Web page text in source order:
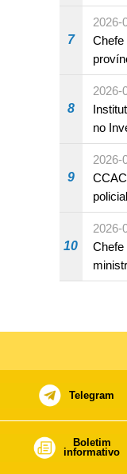
7
2026-
Chefe
em
8
2026-
no
9
2026-
10
2026-
Telegram
Boletim
informativo